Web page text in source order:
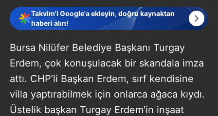
Takvim'i Google'a ekleyin, doğru kaynaktan
haberi alın!
Bursa Nilüfer Belediye Başkanı Turgay
Erdem, çok konuşulacak bir skandala imza
attı. CHP’li Başkan Erdem, sırf kendisine
villa yaptırabilmek için onlarca ağaca kıydı.
Üstelik başkan Turgay Erdem'in inşaat